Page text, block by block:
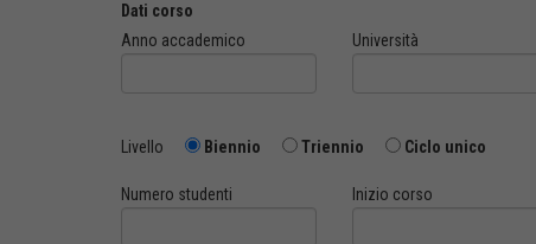
Dati corso
Anno accademico
Università
Livello Biennio Triennio Ciclo unico
Numero studenti Inizio corso